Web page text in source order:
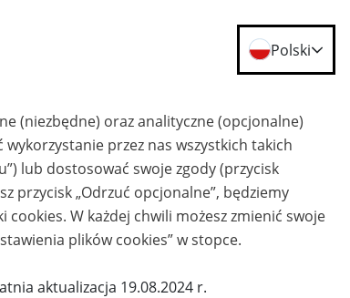
Polski
(niezbędne) oraz analityczne (opcjonalne)
przez nas wszystkich takich
lub dostosować swoje zgody (przycisk
przycisk „Odrzuć opcjonalne”, będziemy
W każdej chwili możesz zmienić swoje
plików cookies” w stopce.
aktualizacja 19.08.2024 r.